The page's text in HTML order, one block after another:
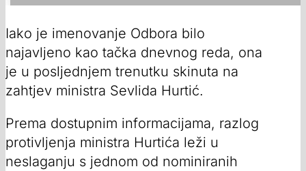
Iako je imenovanje Odbora bilo
najavljeno kao tačka dnevnog reda, ona
je u posljednjem trenutku skinuta na
zahtjev ministra Sevlida Hurtić.
Prema dostupnim informacijama, razlog
protivljenja ministra Hurtića leži u
neslaganju s jednom od nominiranih